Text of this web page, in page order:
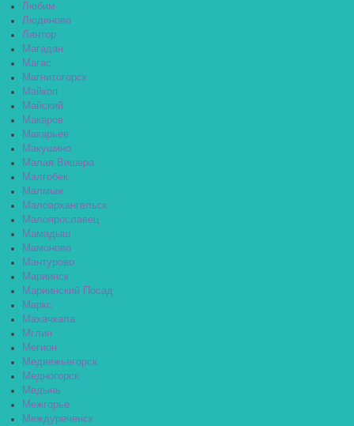
Любим
Людиново
Лянтор
Магадан
Магас
Магнитогорск
Майкоп
Майский
Макаров
Макарьев
Макушино
Малая Вишера
Малгобек
Малмыж
Малоархангельск
Малоярославец
Мамадыш
Мамоново
Мантурово
Мариинск
Мариинский Посад
Маркс
Махачкала
Мглин
Мегион
Медвежьегорск
Медногорск
Медынь
Межгорье
Междуреченск